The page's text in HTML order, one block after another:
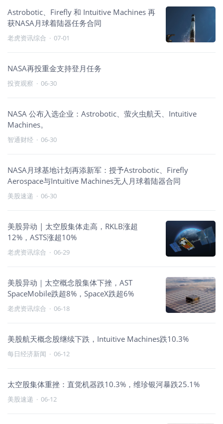
Astrobotic、Firefly 和 Intuitive Machines 再
获NASA月球着陆器任务合同
老虎资讯综合 · 07-01
NASA再投重金支持登月任务
投资观察 · 06-30
NASA 公布入选企业：Astrobotic、萤火虫航天、Intuitive
Machines。
智通财经 · 06-30
NASA月球基地计划再添新军：授予Astrobotic、Firefly
Aerospace与Intuitive Machines无人月球着陆器合同
美股速递 · 06-30
美股异动 | 太空股集体走高，RKLB涨超
12%，ASTS涨超10%
老虎资讯综合 · 06-29
美股异动｜太空概念股集体下挫，AST
SpaceMobile跌超8%，SpaceX跌超6%
老虎资讯综合 · 06-18
美股航天概念股继续下跌，Intuitive Machines跌10.3%
每日经济新闻 · 06-12
太空股集体重挫：直觉机器跌10.3%，维珍银河暴跌25.1%
美股速递 · 06-12